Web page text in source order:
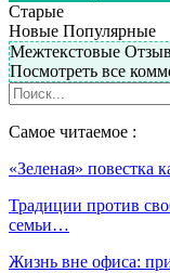
Старые
Новые Популярные
Межтекстовые
Посмотреть все
Самое читаемое :
«Зеленая» повестка
Традиции против
семьи…
Жизнь вне офиса: